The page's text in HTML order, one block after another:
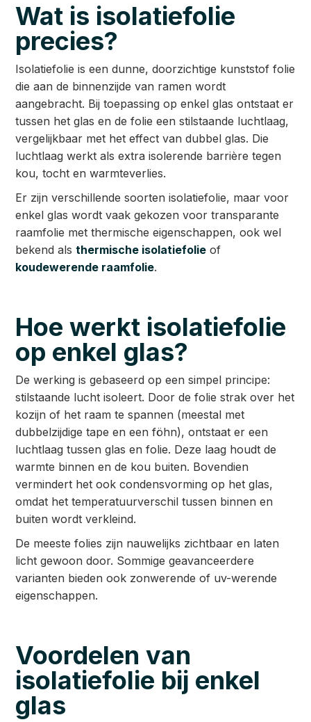
Wat is isolatiefolie
precies?
Isolatiefolie is een dunne, doorzichtige kunststof folie
die aan de binnenzijde van ramen wordt
aangebracht. Bij toepassing op enkel glas ontstaat er
tussen het glas en de folie een stilstaande luchtlaag,
vergelijkbaar met het effect van dubbel glas. Die
luchtlaag werkt als extra isolerende barrière tegen
kou, tocht en warmteverlies.
Er zijn verschillende soorten isolatiefolie, maar voor
enkel glas wordt vaak gekozen voor transparante
raamfolie met thermische eigenschappen, ook wel
bekend alsthermische isolatiefolie of
koudewerende raamfolie.
Hoe werkt isolatiefolie
op enkel glas?
De werking is gebaseerd op een simpel principe:
stilstaande lucht isoleert. Door de folie strak over het
kozijn of het raam te spannen (meestal met
dubbelzijdige tape en een föhn), ontstaat er een
luchtlaag tussen glas en folie. Deze laag houdt de
warmte binnen en de kou buiten. Bovendien
vermindert het ook condensvorming op het glas,
omdat het temperatuurverschil tussen binnen en
buiten wordt verkleind.
De meeste folies zijn nauwelijks zichtbaar en laten
licht gewoon door. Sommige geavanceerdere
varianten bieden ook zonwerende of uv-werende
eigenschappen.
Voordelen van
isolatiefolie bij enkel
glas